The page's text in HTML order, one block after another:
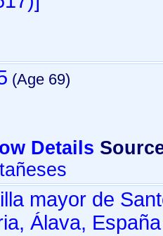
mayor de
Álava, España